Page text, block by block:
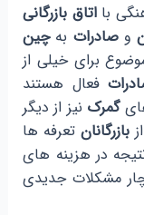
بااتاق بازرگانی
وصادرات به چین
برای خیلی از
فعال هستند
گمرک نیز از دیگر
بازرگانانتعرفه ها
در هزینه های
مشکلات جدیدی